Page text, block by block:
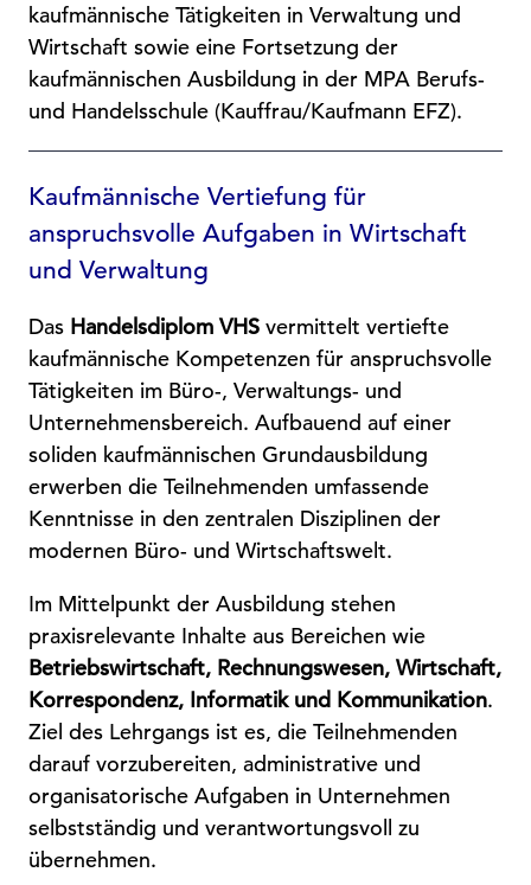
kaufmännische Tätigkeiten in Verwaltung und
Wirtschaft sowie eine Fortsetzung der
kaufmännischen Ausbildung in der MPA Berufs-
und Handelsschule (Kauffrau/Kaufmann EFZ).
Kaufmännische Vertiefung für
anspruchsvolle Aufgaben in Wirtschaft
und Verwaltung
Das Handelsdiplom VHS vermittelt vertiefte
kaufmännische Kompetenzen für anspruchsvolle
Tätigkeiten im Büro-, Verwaltungs- und
Unternehmensbereich. Aufbauend auf einer
soliden kaufmännischen Grundausbildung
erwerben die Teilnehmenden umfassende
Kenntnisse in den zentralen Disziplinen der
modernen Büro- und Wirtschaftswelt.
Im Mittelpunkt der Ausbildung stehen
praxisrelevante Inhalte aus Bereichen wie
Betriebswirtschaft, Rechnungswesen, Wirtschaft,
Korrespondenz, Informatik und Kommunikation.
Ziel des Lehrgangs ist es, die Teilnehmenden
darauf vorzubereiten, administrative und
organisatorische Aufgaben in Unternehmen
selbstständig und verantwortungsvoll zu
übernehmen.